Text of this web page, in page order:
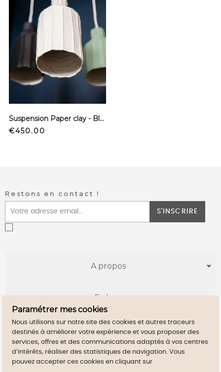
Suspension Paper clay - Blanc - L
Price
€450.00
Restons en contact !
S'INSCRIRE
A propos
E-shop
Infos utiles
Paramétrer mes cookies
Nous utilisons sur notre site des cookies et autres traceurs
destinés à améliorer votre expérience et vous proposer des
services, offres et des communications adaptés à vos centres
d’intérêts, réaliser des statistiques de navigation. Vous
pouvez accepter ces cookies en cliquant sur